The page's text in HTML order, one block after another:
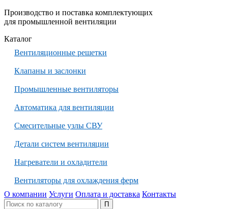
Производство и поставка комплектующих
для промышленной вентиляции
Каталог
Вентиляционные решетки
Клапаны и заслонки
Промышленные вентиляторы
Автоматика для вентиляции
Смесительные узлы СВУ
Детали систем вентиляции
Нагреватели и охладители
Вентиляторы для охлаждения ферм
О компании Услуги Оплата и доставка Контакты